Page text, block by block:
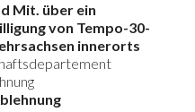
Mit. über ein
von Tempo-30-
innerorts